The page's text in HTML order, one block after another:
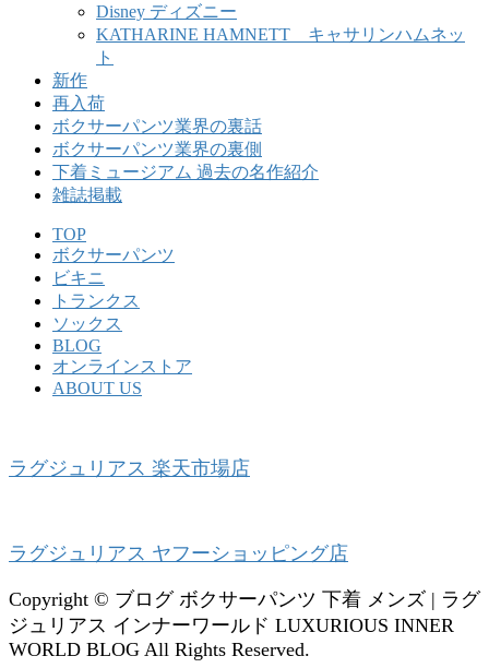
Disney ディズニー
KATHARINE HAMNETT キャサリンハムネッ
ト
新作
再入荷
ボクサーパンツ業界の裏話
ボクサーパンツ業界の裏側
下着ミュージアム 過去の名作紹介
雑誌掲載
TOP
ボクサーパンツ
ビキニ
トランクス
ソックス
BLOG
オンラインストア
ABOUT US
ラグジュリアス 楽天市場店
ラグジュリアス ヤフーショッピング店
Copyright © ブログ ボクサーパンツ 下着 メンズ | ラグ
ジュリアス インナーワールド LUXURIOUS INNER
WORLD BLOG All Rights Reserved.